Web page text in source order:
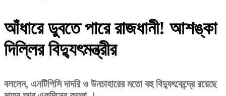
আঁধারে ডুবতে পারে রাজধানী! আশঙ্কা
দিল্লির বিদ্যুৎমন্ত্রীর
বললেন, এনটিপিসি দাদরি ও উনচাহারের মতো বহু বিদ্যুৎকেন্দ্রে রয়েছে